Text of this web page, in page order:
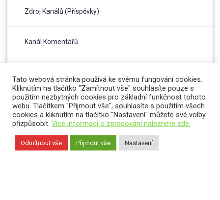
Zdroj Kanálů (příspěvky)
Kanál Komentářů
Tato webová stránka používá ke svému fungování cookies.
Kliknutím na tlačítko "Zamítnout vše" souhlasíte pouze s
použitím nezbytných cookies pro základní funkčnost tohoto
webu. Tlačítkem "Přijmout vše", souhlasíte s použitím všech
cookies a kliknutím na tlačítko "Nastavení" můžete své volby
přizpůsobit. Více informací o zpracování naleznete zde.
Odmítnout vše Přijmout vše Nastavení